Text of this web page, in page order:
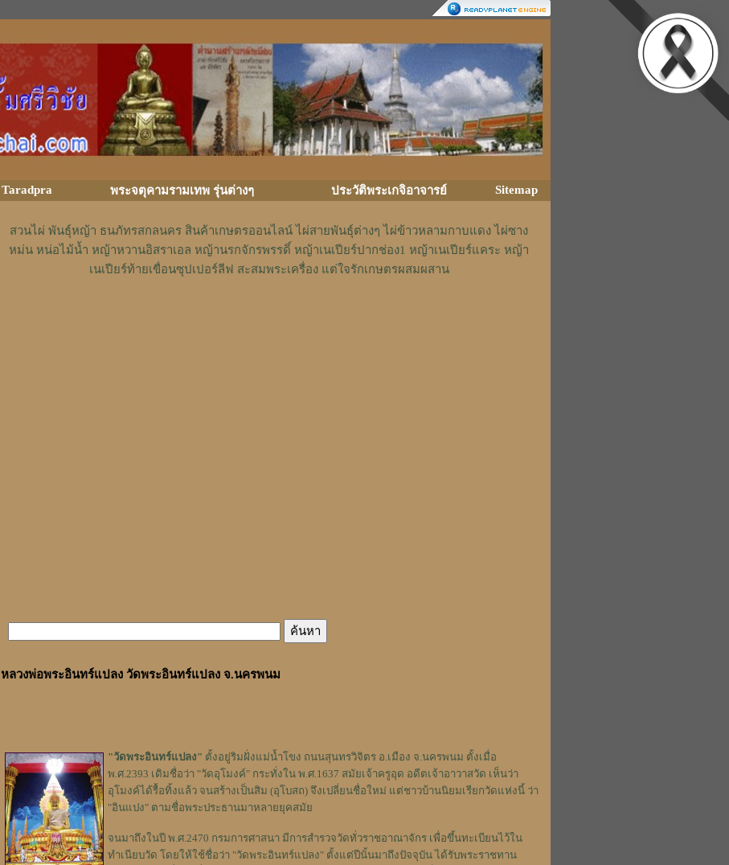
Taradpra พระจตุคามรามเทพ รุ่นต่างๆ ประวัติพระเกจิอาจารย์ Sitemap
สวนไผ่ พันธุ์หญ้า ธนภัทรสกลนคร สินค้าเกษตรออนไลน์ ไผ่สายพันธุ์ต่างๆ ไผ่ข้าวหลามกาบแดง ไผ่ซาง
หม่น หน่อไม้น้ำ หญ้าหวานอิสราเอล หญ้านรกจักรพรรดิ์ หญ้าเนเปียร์ปากช่อง1 หญ้าเนเปียร์แคระ หญ้า
เนเปียร์ท้ายเขื่อนซุปเปอร์ลีฟ สะสมพระเครื่อง แต่ใจรักเกษตรผสมผสาน
หลวงพ่อพระอินทร์แปลง วัดพระอินทร์แปลง จ.นครพนม
"วัดพระอินทร์แปลง" ตั้งอยู่ริมฝั่งแม่น้ำโขง ถนนสุนทรวิจิตร อ.เมือง จ.นครพนม ตั้งเมื่อ
พ.ศ.2393 เดิมชื่อว่า "วัดอุโมงค์" กระทั่งใน พ.ศ.1637 สมัยเจ้าครูอุด อดีตเจ้าอาวาสวัด เห็นว่า
อุโมงค์ได้รื้อทิ้งแล้ว จนสร้างเป็นสิม (อุโบสถ) จึงเปลี่ยนชื่อใหม่ แต่ชาวบ้านนิยมเรียกวัดแห่งนี้ ว่า
"อินแปง" ตามชื่อพระประธานมาหลายยุคสมัย
จนมาถึงในปี พ.ศ.2470 กรมการศาสนา มีการสำรวจวัดทั่วราชอาณาจักร เพื่อขึ้นทะเบียนไว้ใน
ทำเนียบวัด โดยให้ใช้ชื่อว่า "วัดพระอินทร์แปลง" ตั้งแต่ปีนั้นมาถึงปัจจุบัน ได้รับพระราชทาน